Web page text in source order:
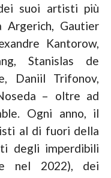
suoi artisti più
Gautier
Kantorow,
Stanislas de
Daniil Trifonov,
– oltre ad
Ogni anno, il
al di fuori della
degli imperdibili
nel 2022), dei